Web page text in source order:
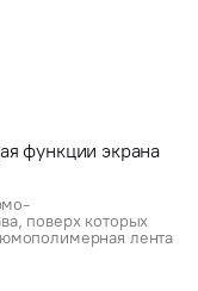
функции экрана
поверх которых
лента